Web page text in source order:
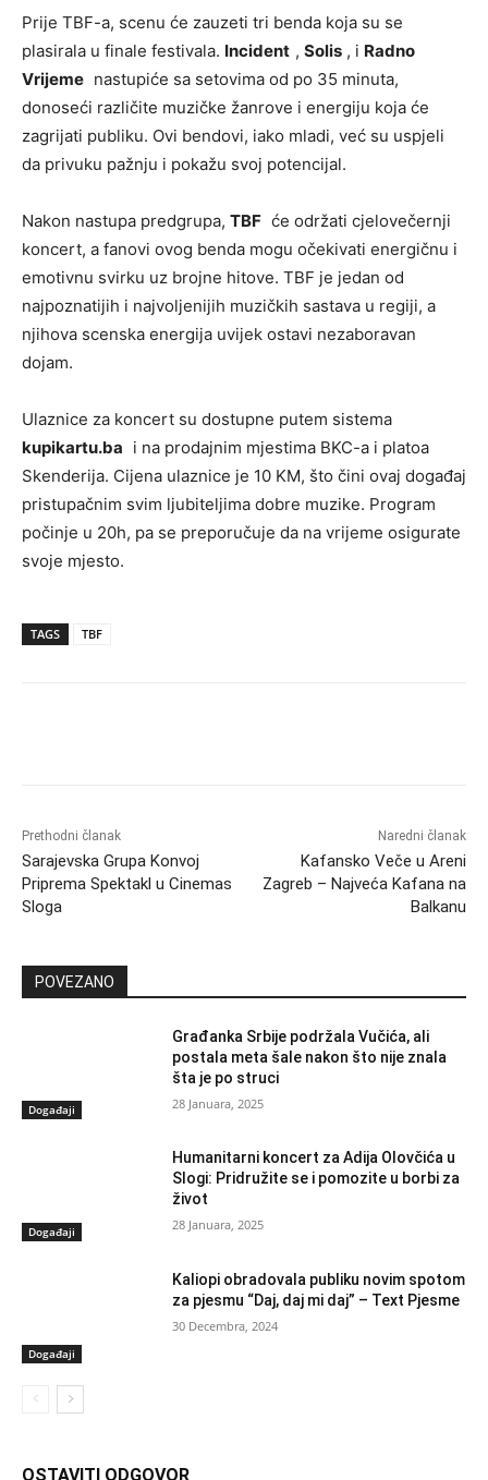
Prije TBF-a, scenu će zauzeti tri benda koja su se
plasirala u finale festivala. Incident , Solis , i Radno
Vrijeme nastupiće sa setovima od po 35 minuta,
donoseći različite muzičke žanrove i energiju koja će
zagrijati publiku. Ovi bendovi, iako mladi, već su uspjeli
da privuku pažnju i pokažu svoj potencijal.
Nakon nastupa predgrupa, TBF će održati cjelovečernji
koncert, a fanovi ovog benda mogu očekivati energičnu i
emotivnu svirku uz brojne hitove. TBF je jedan od
najpoznatijih i najvoljenijih muzičkih sastava u regiji, a
njihova scenska energija uvijek ostavi nezaboravan
dojam.
Ulaznice za koncert su dostupne putem sistema
kupikartu.ba i na prodajnim mjestima BKC-a i platoa
Skenderija. Cijena ulaznice je 10 KM, što čini ovaj događaj
pristupačnim svim ljubiteljima dobre muzike. Program
počinje u 20h, pa se preporučuje da na vrijeme osigurate
svoje mjesto.
TAGS TBF
Prethodni članak
Sarajevska Grupa Konvoj
Priprema Spektakl u Cinemas
Sloga
Naredni članak
Kafansko Veče u Areni
Zagreb – Najveća Kafana na
Balkanu
POVEZANO
Događaji
Građanka Srbije podržala Vučića, ali
postala meta šale nakon što nije znala
šta je po struci
28 Januara, 2025
Događaji
Humanitarni koncert za Adija Olovčića u
Slogi: Pridružite se i pomozite u borbi za
život
28 Januara, 2025
Događaji
Kaliopi obradovala publiku novim spotom
za pjesmu “Daj, daj mi daj” – Text Pjesme
30 Decembra, 2024
OSTAVITI ODGOVOR